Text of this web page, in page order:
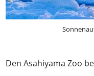
Den Asahiyama Zoo